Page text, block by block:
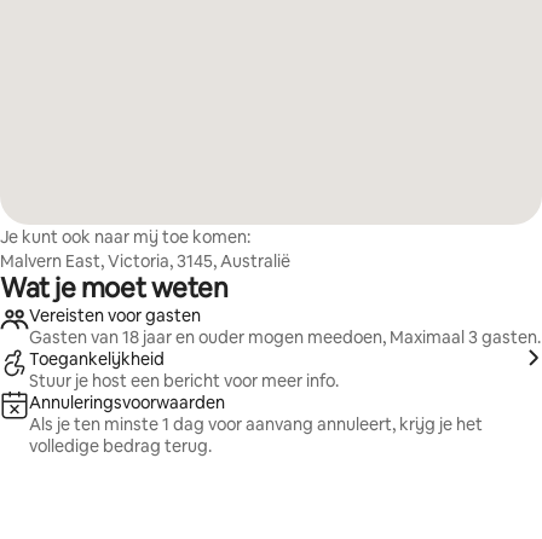
Je kunt ook naar mij toe komen:
Malvern East, Victoria, 3145, Australië
Wat je moet weten
Vereisten voor gasten
Gasten van 18 jaar en ouder mogen meedoen, Maximaal 3 gasten.
Toegankelijkheid
Stuur je host een bericht voor meer info.
Annuleringsvoorwaarden
Als je ten minste 1 dag voor aanvang annuleert, krijg je het
volledige bedrag terug.